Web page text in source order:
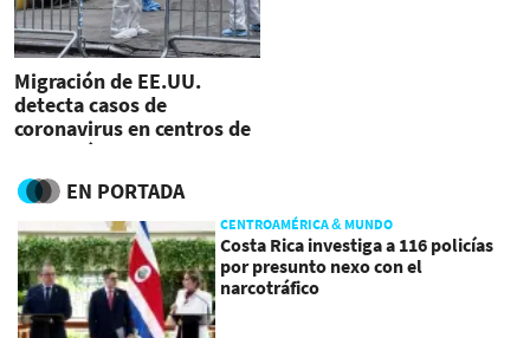
Migración de EE.UU.
detecta casos de
coronavirus en centros de
detención
EN PORTADA
CENTROAMÉRICA & MUNDO
Costa Rica investiga a 116 policías
por presunto nexo con el
narcotráfico